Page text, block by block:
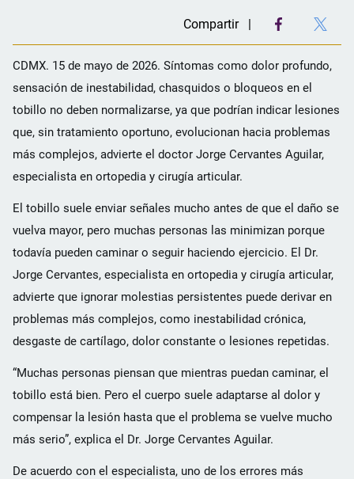
Compartir
CDMX. 15 de mayo de 2026. Síntomas como dolor profundo,
sensación de inestabilidad, chasquidos o bloqueos en el
tobillo no deben normalizarse, ya que podrían indicar lesiones
que, sin tratamiento oportuno, evolucionan hacia problemas
más complejos, advierte el doctor Jorge Cervantes Aguilar,
especialista en ortopedia y cirugía articular.
El tobillo suele enviar señales mucho antes de que el daño se
vuelva mayor, pero muchas personas las minimizan porque
todavía pueden caminar o seguir haciendo ejercicio. El Dr.
Jorge Cervantes, especialista en ortopedia y cirugía articular,
advierte que ignorar molestias persistentes puede derivar en
problemas más complejos, como inestabilidad crónica,
desgaste de cartílago, dolor constante o lesiones repetidas.
“Muchas personas piensan que mientras puedan caminar, el
tobillo está bien. Pero el cuerpo suele adaptarse al dolor y
compensar la lesión hasta que el problema se vuelve mucho
más serio”, explica el Dr. Jorge Cervantes Aguilar.
De acuerdo con el especialista, uno de los errores más